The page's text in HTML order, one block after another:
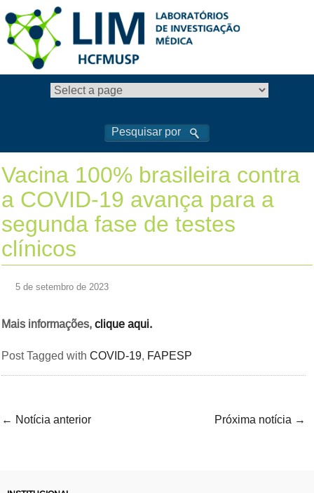
Vacina 100% brasileira contra
a COVID-19 avança para a
segunda fase de testes
clínicos
5 de setembro de 2023
Mais informações, clique aqui.
Post Tagged withCOVID-19, FAPESP
← Notícia anterior Próxima notícia →